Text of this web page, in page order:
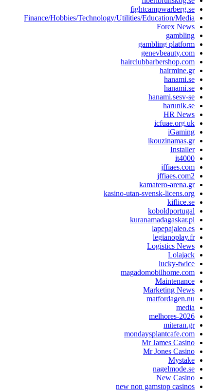
Finance/Hobbies/Technology/Utilities/Education/
Forex
gambling
hanami.sesv-
HR
kamatero-
kasino-utan-svensk-
Logistics
lucky-
Marketing
melhores-
Mr James
Mr Jones
New
new non gamstop